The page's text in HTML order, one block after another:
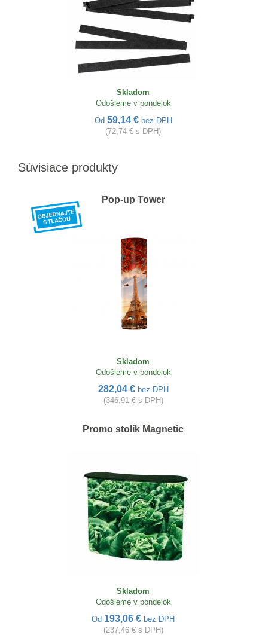
Skladom
Odošleme v pondelok
Od 59,14 € bez DPH
(72,74 € s DPH)
Súvisiace produkty
Pop-up Tower
Skladom
Odošleme v pondelok
282,04 € bez DPH
(346,91 € s DPH)
Promo stolík Magnetic
Skladom
Odošleme v pondelok
Od 193,06 € bez DPH
(237,46 € s DPH)